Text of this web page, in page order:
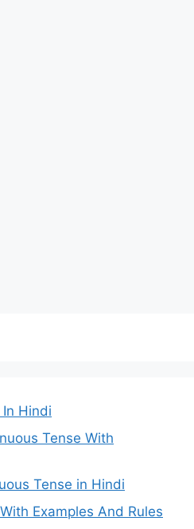
Hindi
Tense With
Tense in Hindi
Examples And Rules